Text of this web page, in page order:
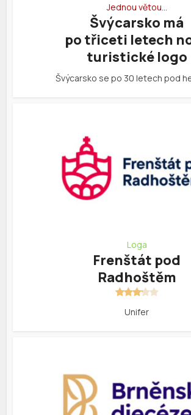
Jednou větou…
Švýcarsko má
po třiceti letech
turistické logo
Švýcarsko se po 30 letech pod
Loga
Frenštát pod
Radhoštěm
Unifer